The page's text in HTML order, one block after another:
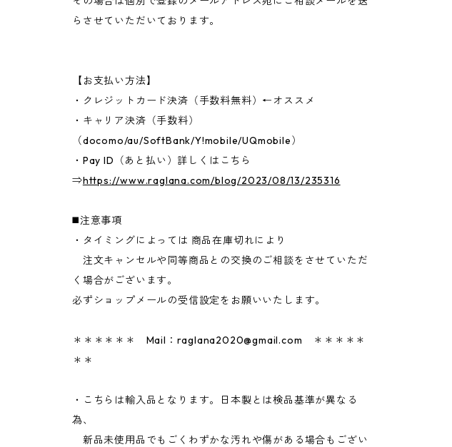
らさせていただいております。
【お支払い方法】
・クレジットカード決済（手数料無料）←オススメ
・キャリア決済（手数料）
（docomo/au/SoftBank/Y!mobile/UQmobile）
・Pay ID（あと払い）詳しくはこちら
⇒https://www.raglana.com/blog/2023/08/13/235316
◼️注意事項
・タイミングによっては 商品在庫切れにより
注文キャンセルや同等商品との交換のご相談をさせていただ
く場合がございます。
必ずショップメールの受信設定をお願いいたします。
＊＊＊＊＊＊ Mail： raglana2020@gmail.com ＊＊＊＊＊
＊＊
・こちらは輸入品となります。日本製とは検品基準が異なる
為、
新品未使用品でもごくわずかな汚れや傷がある場合もござい